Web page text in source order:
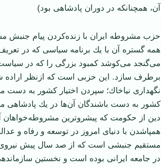
آن، همچنانكه در دوران پادشاهی بود)‏
‏حزب مشروطه ايران با زنده‌كردن پيام جنبش
همه گستره آن با يك برنامه سياسی ‏كه در
می‌گنجد می‌كوشد كمبود بزرگی را كه در
برطرف ‏سازد. اين حزبی است كه ازنظر اراده
نگهداری نياخاك؛ سپردن اختيار كشور به دست
كشور به دست باشندگان آن‌ها در يك پادشاهی
دين از حكومت ‏كه پيشروترين مشروطه‌خواهان
همپا‌شدن با دنيای امروز در توسعه و رفاه و
مستقيم جنبشی است كه از صد سال پيش نيروی
در جامعه ايرانی ‏بوده است و نخستين